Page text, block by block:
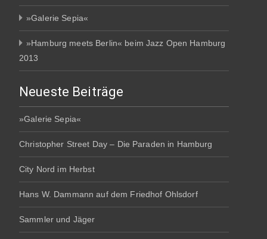
»Galerie Sepia«
»Hamburg meets Berlin« beim Jazz Open Hamburg
2013
Neueste Beiträge
»Galerie Sepia«
Christopher Street Day – Die Paraden in Hamburg
City Nord im Herbst
Hans W. Dammann auf dem Friedhof Ohlsdorf
Sammler und Jäger